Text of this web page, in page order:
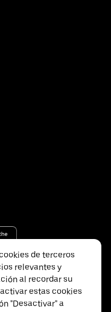
de terceros
relevantes y
al recordar su
estas cookies
"Desactivar" a